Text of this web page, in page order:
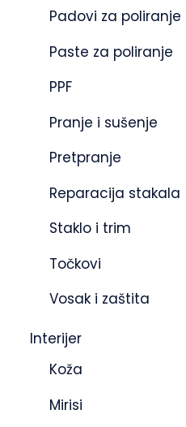
Padovi za poliranje
Paste za poliranje
PPF
Pranje i sušenje
Pretpranje
Reparacija stakala
Staklo i trim
Točkovi
Vosak i zaštita
Interijer
Koža
Mirisi